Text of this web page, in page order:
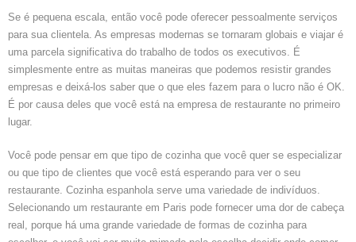
Se é pequena escala, então você pode oferecer pessoalmente serviços
para sua clientela. As empresas modernas se tornaram globais e viajar é
uma parcela significativa do trabalho de todos os executivos. É
simplesmente entre as muitas maneiras que podemos resistir grandes
empresas e deixá-los saber que o que eles fazem para o lucro não é OK.
É por causa deles que você está na empresa de restaurante no primeiro
lugar.
Você pode pensar em que tipo de cozinha que você quer se especializar
ou que tipo de clientes que você está esperando para ver o seu
restaurante. Cozinha espanhola serve uma variedade de indivíduos.
Selecionando um restaurante em Paris pode fornecer uma dor de cabeça
real, porque há uma grande variedade de formas de cozinha para